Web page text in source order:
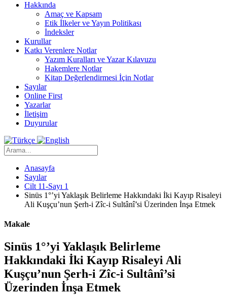
Hakkında
Amaç ve Kapsam
Etik İlkeler ve Yayın Politikası
İndeksler
Kurullar
Katkı Verenlere Notlar
Yazım Kuralları ve Yazar Kılavuzu
Hakemlere Notlar
Kitap Değerlendirmesi İçin Notlar
Sayılar
Online First
Yazarlar
İletişim
Duyurular
Anasayfa
Sayılar
Cilt 11-Sayı 1
Sinüs 1°’yi Yaklaşık Belirleme Hakkındaki İki Kayıp Risaleyi
Ali Kuşçu’nun Şerh-i Zîc-i Sultânî’si Üzerinden İnşa Etmek
Makale
Sinüs 1°’yi Yaklaşık Belirleme
Hakkındaki İki Kayıp Risaleyi Ali
Kuşçu’nun Şerh-i Zîc-i Sultânî’si
Üzerinden İnşa Etmek